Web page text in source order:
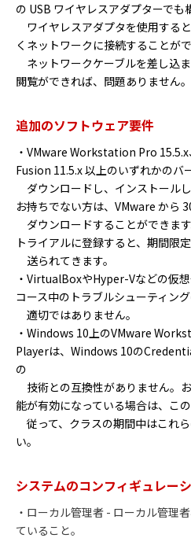
の USB ワイヤレスアダプターでも
ワイヤレスアダプタを使用する
くネットワークに接続することがで
ネットワークケーブルを差し込
閲覧ができれば、問題ありません。
追加のソフトウェア要件
・VMware Workstation Pro 15.5.x
Fusion 11.5.x 以上のいずれかのバ
ダウンロードし、インストール
お持ちでない方は、VMware から
ダウンロードすることができま
トライアルに登録すると、期間限
送られてきます。
・VirtualBoxやHyper-Vなどの仮
コース中のトラブルシューティング
適切ではありません。
・Windows 10上のVMware
Playerは、Windows 10の
の
技術との互換性がありません。
能が有効になっている場合は、こ
従って、クラスの期間中はこれ
い。
システムのコンフィギュレー
・ローカル管理者 - ローカル管理
ていること。